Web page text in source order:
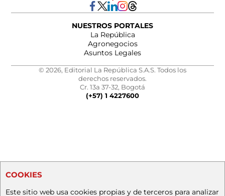
NUESTROS PORTALES
La República
Agronegocios
Asuntos Legales
© 2026, Editorial La República S.A.S. Todos los
derechos reservados.
Cr. 13a 37-32, Bogotá
(+57) 1 4227600
COOKIES
Este sitio web usa cookies propias y de terceros para analizar